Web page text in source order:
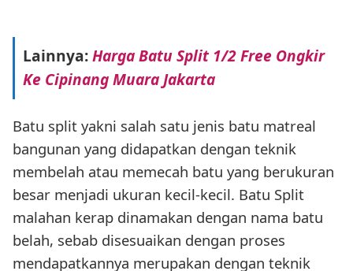
Lainnya:Harga Batu Split 1/2 Free Ongkir
Ke Cipinang Muara Jakarta
Batu split yakni salah satu jenis batu matreal
bangunan yang didapatkan dengan teknik
membelah atau memecah batu yang berukuran
besar menjadi ukuran kecil-kecil. Batu Split
malahan kerap dinamakan dengan nama batu
belah, sebab disesuaikan dengan proses
mendapatkannya merupakan dengan teknik